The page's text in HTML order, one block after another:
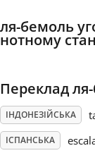
Polski
Русский
ля-бемоль
нотному
Переклад
ІНДОНЕЗІЙСЬКА
ІСПАНСЬКА